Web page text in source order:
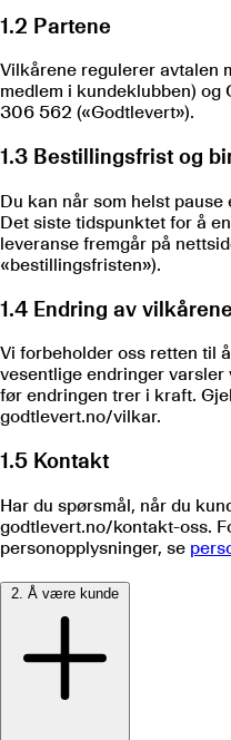
1.2 Partene
Vilkårene regulerer avtalen
medlem i kundeklubben)
306 562 («Godtlevert»).
1.3 Bestillingsfrist og
Du kan når som helst
Det siste tidspunktet for å
leveranse fremgår på
«bestillingsfristen»).
1.4 Endring av
Vi forbeholder oss retten til
vesentlige endringer varsler
før endringen trer i kraft.
godtlevert.no/vilkar.
1.5 Kontakt
Har du spørsmål, når du
godtlevert.no/kontakt-oss.
personopplysninger, se